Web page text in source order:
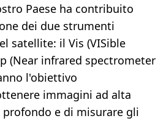
Paese ha contribuito
dei due strumenti
satellite: il Vis (VISible
(Near infrared spectrometer
l'obiettivo
immagini ad alta
e di misurare gli